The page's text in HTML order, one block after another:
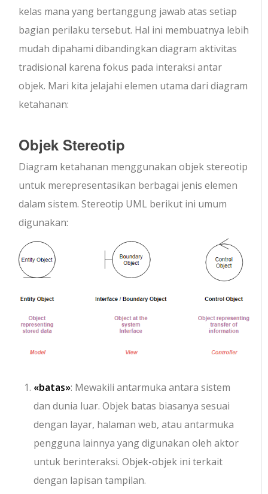
kelas mana yang bertanggung jawab atas setiap
bagian perilaku tersebut. Hal ini membuatnya lebih
mudah dipahami dibandingkan diagram aktivitas
tradisional karena fokus pada interaksi antar
objek. Mari kita jelajahi elemen utama dari diagram
ketahanan:
Objek Stereotip
Diagram ketahanan menggunakan objek stereotip
untuk merepresentasikan berbagai jenis elemen
dalam sistem. Stereotip UML berikut ini umum
digunakan:
«batas»: Mewakili antarmuka antara sistem
dan dunia luar. Objek batas biasanya sesuai
dengan layar, halaman web, atau antarmuka
pengguna lainnya yang digunakan oleh aktor
untuk berinteraksi. Objek-objek ini terkait
dengan lapisan tampilan.